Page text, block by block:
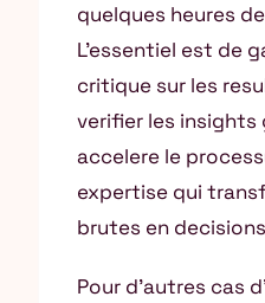
quelques heures
L’essentiel est de
critique sur les
verifier les insights
accelere le
expertise qui
brutes en
Pour d’autres cas